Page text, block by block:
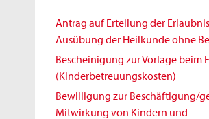
Antrag auf Erteilung der
Ausübung der Heilkunde ohne
Bescheinigung zur Vorlage beim
(Kinderbetreuungskosten)
Bewilligung zur Beschäftigung/
Mitwirkung von Kindern und